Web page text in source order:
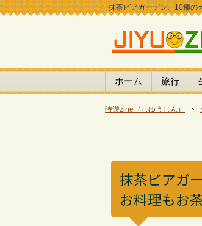
抹茶ビアガーデン、10種の
ホーム 旅行
時遊zine（じゆうじん）
抹茶ビアガ
お料理もお